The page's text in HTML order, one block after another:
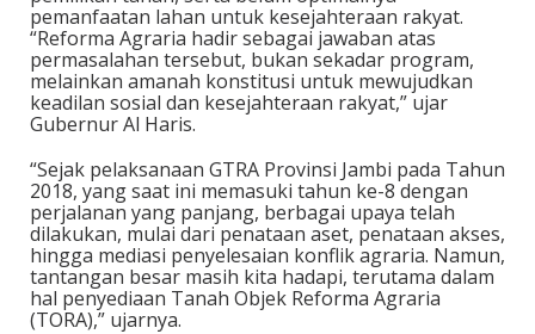
pemanfaatan lahan untuk kesejahteraan rakyat.
“Reforma Agraria hadir sebagai jawaban atas
permasalahan tersebut, bukan sekadar program,
melainkan amanah konstitusi untuk mewujudkan
keadilan sosial dan kesejahteraan rakyat,” ujar
Gubernur Al Haris.
“Sejak pelaksanaan GTRA Provinsi Jambi pada Tahun
2018, yang saat ini memasuki tahun ke-8 dengan
perjalanan yang panjang, berbagai upaya telah
dilakukan, mulai dari penataan aset, penataan akses,
hingga mediasi penyelesaian konflik agraria. Namun,
tantangan besar masih kita hadapi, terutama dalam
hal penyediaan Tanah Objek Reforma Agraria
(TORA),” ujarnya.